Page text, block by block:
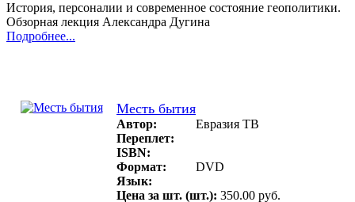
История, персоналии и современное состояние геополитики.
Обзорная лекция Александра Дугина
Подробнее...
Месть бытия
Автор:
Евразия ТВ
Переплет:
ISBN:
Формат:
DVD
Язык:
Цена за шт. (шт.): 350.00 руб.